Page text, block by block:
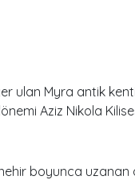
ulan Myra antik
Aziz Nikola
boyunca